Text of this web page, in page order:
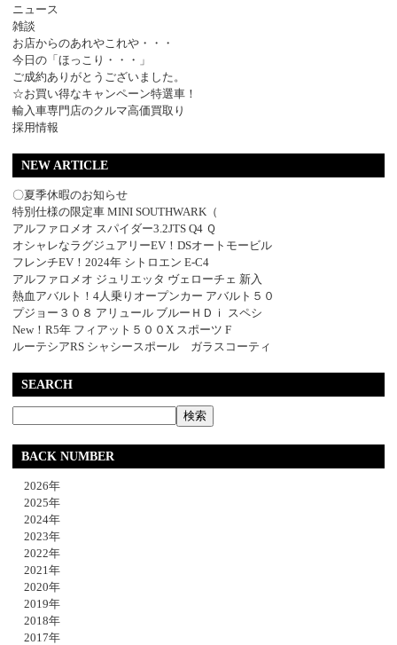
ニュース
雑談
お店からのあれやこれや・・・
今日の「ほっこり・・・」
ご成約ありがとうございました。
☆お買い得なキャンペーン特選車！
輸入車専門店のクルマ高価買取り
採用情報
NEW ARTICLE
〇夏季休暇のお知らせ
特別仕様の限定車 MINI SOUTHWARK（
アルファロメオ スパイダー3.2JTS Q4 Ｑ
オシャレなラグジュアリーEV！DSオートモービル
フレンチEV！2024年 シトロエン E-C4
アルファロメオ ジュリエッタ ヴェローチェ 新入
熱血アバルト！4人乗りオープンカー アバルト５０
プジョー３０８ アリュール ブルーＨＤｉ スペシ
New！R5年 フィアット５００X スポーツ F
ルーテシアRS シャシースポール ガラスコーティ
SEARCH
BACK NUMBER
2026年
2025年
2024年
2023年
2022年
2021年
2020年
2019年
2018年
2017年